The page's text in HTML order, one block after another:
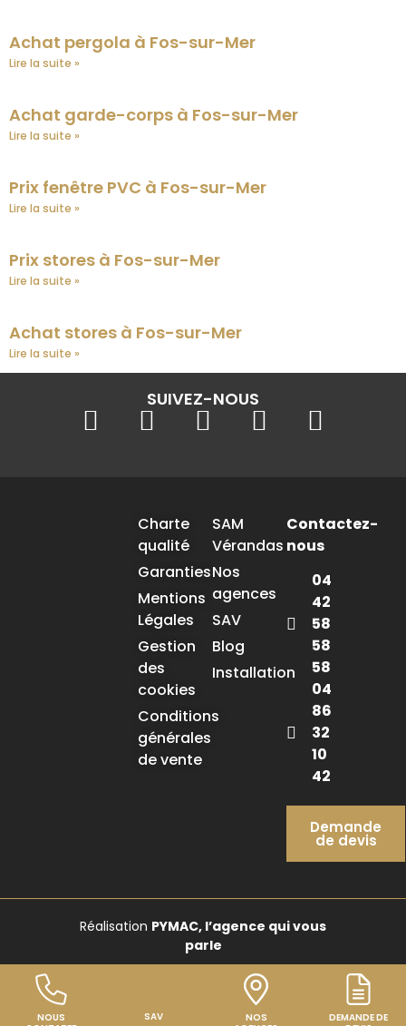
NOUS
SAV
NOS
DEMANDE DE
Achat pergola à Fos-sur-Mer
Lire la suite »
Achat garde-corps à Fos-sur-Mer
Lire la suite »
Prix fenêtre PVC à Fos-sur-Mer
Lire la suite »
Prix stores à Fos-sur-Mer
Lire la suite »
Achat stores à Fos-sur-Mer
Lire la suite »
SUIVEZ-NOUS
Charte
qualité
Garanties
Mentions
Légales
Gestion
des
cookies
Conditions
générales
de vente
SAM
Vérandas
Nos
agences
SAV
Blog
Installation
Contactez-
nous
04
42
58
58
58
04
86
32
10
42
Demande
de devis
Réalisation PYMAC, l’agence qui vous
parle